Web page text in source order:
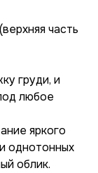
часть
груди, и
любое
яркого
однотонных
облик.